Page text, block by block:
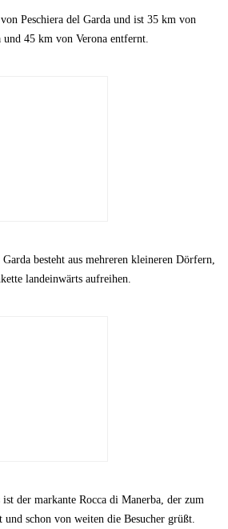
Peschiera del Garda und ist 35 km von
45 km von Verona entfernt.
besteht aus mehreren kleineren Dörfern,
landeinwärts aufreihen.
ist der markante Rocca di Manerba, der zum
und schon von weiten die Besucher grüßt.